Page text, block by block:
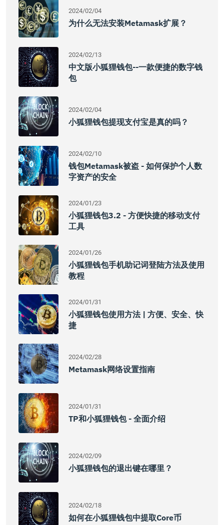
2024/02/04
为什么无法安装Metamask扩展？
2024/02/13
中文版小狐狸钱包--一款便捷的数字钱
包
2024/02/04
小狐狸钱包提现支付宝是真的吗？
2024/02/10
钱包metamask被盗 - 如何保护个人数
字资产的安全
2024/01/23
小狐狸钱包3.2 - 方便快捷的移动支付
工具
2024/01/26
小狐狸钱包手机助记词登陆方法及使用
教程
2024/01/31
小狐狸钱包使用方法 | 方便、安全、快
捷
2024/02/28
Metamask网络设置指南
2024/01/31
TP和小狐狸钱包 - 全面介绍
2024/02/09
小狐狸钱包的退出键在哪里？
2024/02/18
如何在小狐狸钱包中提取core币